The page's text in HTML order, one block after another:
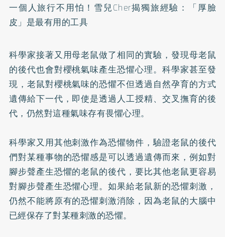
一個人旅行不用怕！雪兒Cher揭獨旅經驗：「厚臉
皮」是最有用的工具
科學家接著又用母老鼠做了相同的實驗，發現母老鼠
的後代也會對櫻桃氣味產生恐懼心理。科學家甚至發
現，老鼠對櫻桃氣味的恐懼不但透過自然孕育的方式
遺傳給下一代，即使是透過人工授精、交叉撫育的後
代，仍然對這種氣味存有畏懼心理。
科學家又用其他刺激作為恐懼物件，驗證老鼠的後代
們對某種事物的恐懼感是可以透過遺傳而來，例如對
腳步聲產生恐懼的老鼠的後代，要比其他老鼠更容易
對腳步聲產生恐懼心理。如果給老鼠新的恐懼刺激，
仍然不能將原有的恐懼刺激消除，因為老鼠的大腦中
已經保存了對某種刺激的恐懼。